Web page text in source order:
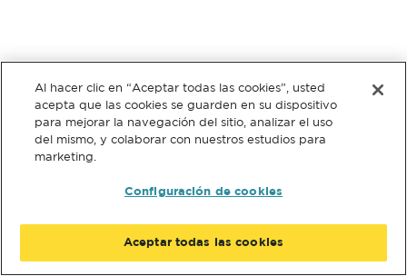
Al hacer clic en “Aceptar todas las cookies”, usted
acepta que las cookies se guarden en su dispositivo
para mejorar la navegación del sitio, analizar el uso
del mismo, y colaborar con nuestros estudios para
marketing.
Configuración de cookies
Aceptar todas las cookies